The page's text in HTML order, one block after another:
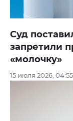
Суд
запретили
«молочку»
15 июля 2026, 04:55